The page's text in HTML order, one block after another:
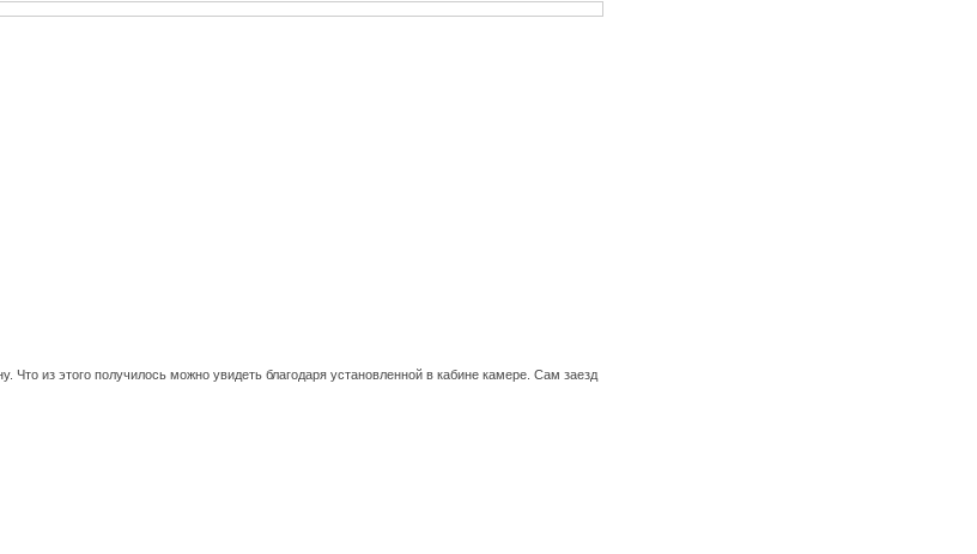
из этого получилось можно увидеть благодаря установленной в кабине камере. Сам заезд